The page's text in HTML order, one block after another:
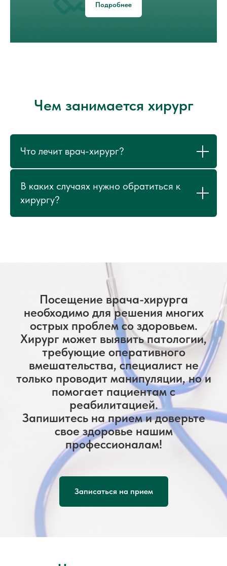
Подробнее
Чем занимается хирург
Что лечит врач-хирург?
В каких случаях нужно обратиться к
хирургу?
Посещение врача-хирурга
необходимо для решения многих
острых проблем со здоровьем.
Хирург может выявить патологии,
требующие оперативного
вмешательства, специалист не
только проводит манипуляции, но и
помогает пациентам с
реабилитацией.
Запишитесь на прием и доверьте
свое здоровье нашим
профессионалам!
Записаться на прием